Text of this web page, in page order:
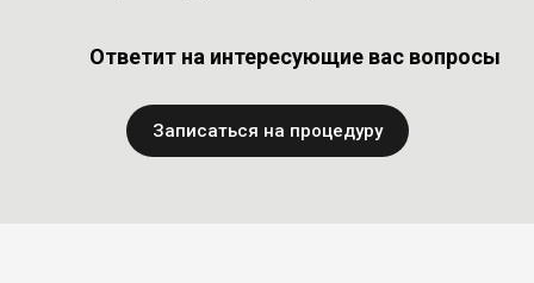
Ответит на интересующие вас вопросы
Записаться на процедуру